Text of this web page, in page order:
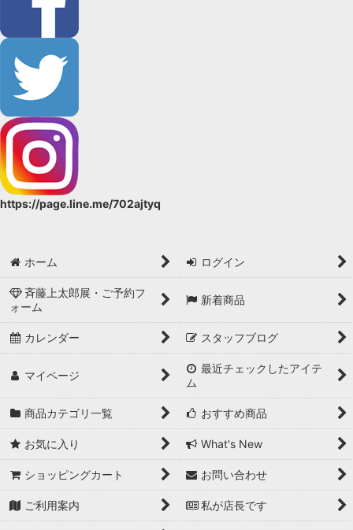
https://page.line.me/702ajtyq
ホーム ログイン
斉藤上太郎展・ご予約フ
ォーム
新着商品
カレンダー スタッフブログ
マイページ
最近チェックしたアイテ
ム
商品カテゴリ一覧 おすすめ商品
お気に入り What's New
ショッピングカート お問い合わせ
ご利用案内 私が店長です